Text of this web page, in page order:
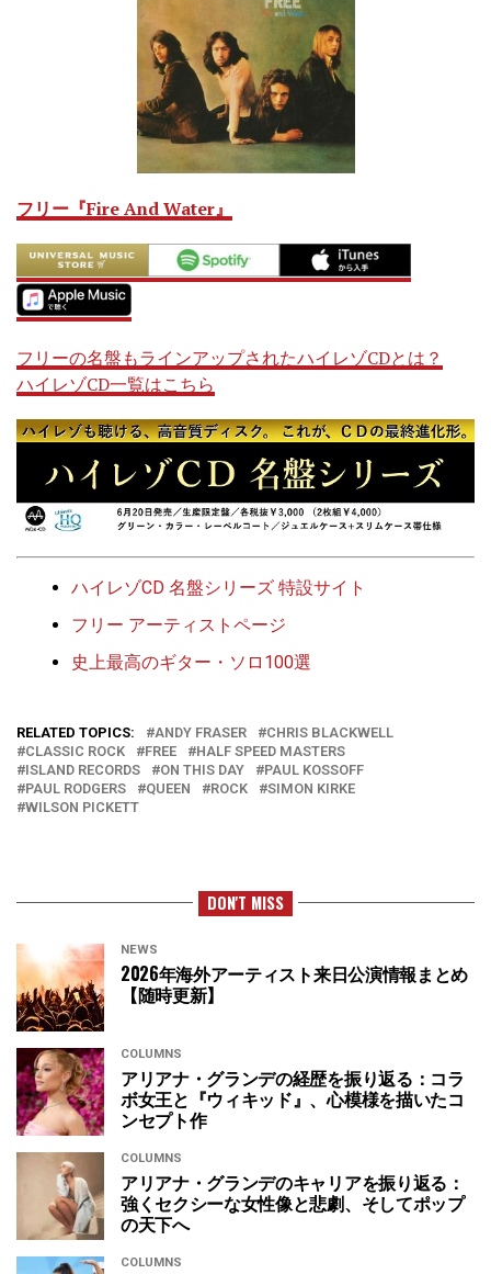
フリー『Fire And Water』
フリーの名盤もラインアップされたハイレゾCDとは？
ハイレゾCD一覧はこちら
ハイレゾCD 名盤シリーズ 特設サイト
フリー アーティストページ
史上最高のギター・ソロ100選
RELATED TOPICS: ANDY FRASER
CHRIS BLACKWELL
CLASSIC ROCK
FREE
HALF SPEED MASTERS
ISLAND RECORDS
ON THIS DAY
PAUL KOSSOFF
PAUL RODGERS
QUEEN ROCK
SIMON KIRKE
WILSON PICKETT
DON'T MISS
NEWS
2026年海外アーティスト来日公演情報まとめ
【随時更新】
COLUMNS
アリアナ・グランデの経歴を振り返る：コラ
ボ女王と『ウィキッド』、心模様を描いたコ
ンセプト作
COLUMNS
アリアナ・グランデのキャリアを振り返る：
強くセクシーな女性像と悲劇、そしてポップ
の天下へ
COLUMNS